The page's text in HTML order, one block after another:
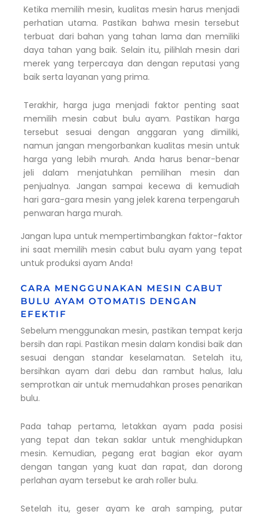
Ketika memilih mesin, kualitas mesin harus menjadi
perhatian utama. Pastikan bahwa mesin tersebut
terbuat dari bahan yang tahan lama dan memiliki
daya tahan yang baik. Selain itu, pilihlah mesin dari
merek yang terpercaya dan dengan reputasi yang
baik serta layanan yang prima.
Terakhir, harga juga menjadi faktor penting saat
memilih mesin cabut bulu ayam. Pastikan harga
tersebut sesuai dengan anggaran yang dimiliki,
namun jangan mengorbankan kualitas mesin untuk
harga yang lebih murah. Anda harus benar-benar
jeli dalam menjatuhkan pemilihan mesin dan
penjualnya. Jangan sampai kecewa di kemudiah
hari gara-gara mesin yang jelek karena terpengaruh
penwaran harga murah.
Jangan lupa untuk mempertimbangkan faktor-faktor
ini saat memilih mesin cabut bulu ayam yang tepat
untuk produksi ayam Anda!
CARA MENGGUNAKAN MESIN CABUT
BULU AYAM OTOMATIS DENGAN
EFEKTIF
Sebelum menggunakan mesin, pastikan tempat kerja
bersih dan rapi. Pastikan mesin dalam kondisi baik dan
sesuai dengan standar keselamatan. Setelah itu,
bersihkan ayam dari debu dan rambut halus, lalu
semprotkan air untuk memudahkan proses penarikan
bulu.
Pada tahap pertama, letakkan ayam pada posisi
yang tepat dan tekan saklar untuk menghidupkan
mesin. Kemudian, pegang erat bagian ekor ayam
dengan tangan yang kuat dan rapat, dan dorong
perlahan ayam tersebut ke arah roller bulu.
Setelah itu, geser ayam ke arah samping, putar